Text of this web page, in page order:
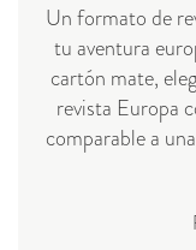
Un formato de
tu aventura
cartón mate,
revista Europa
comparable a